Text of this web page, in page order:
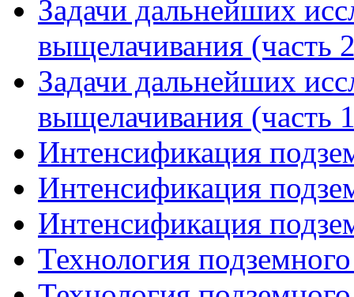
Задачи дальнейших
выщелачивания (часть
Задачи дальнейших
выщелачивания (часть
Интенсификация
Интенсификация
Интенсификация
Технология